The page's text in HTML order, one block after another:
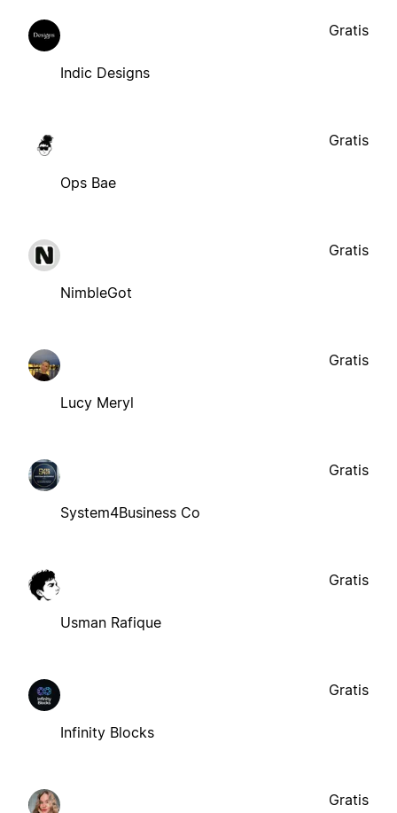
Indic Designs
Gratis
Ops Bae
Gratis
NimbleGot
Gratis
Lucy Meryl
Gratis
System4Business Co
Gratis
Usman Rafique
Gratis
Infinity Blocks
Gratis
Gratis